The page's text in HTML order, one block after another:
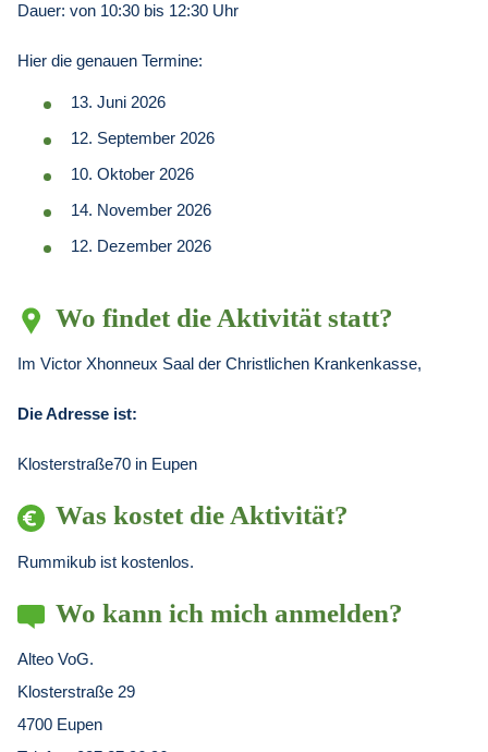
Dauer: von 10:30 bis 12:30 Uhr
Hier die genauen Termine:
13. Juni 2026
12. September 2026
10. Oktober 2026
14. November 2026
12. Dezember 2026
Wo findet die Aktivität statt?
Im Victor Xhonneux Saal der Christlichen Krankenkasse,
Die Adresse ist:
Klosterstraße70 in Eupen
Was kostet die Aktivität?
Rummikub ist kostenlos.
Wo kann ich mich anmelden?
Alteo VoG.
Klosterstraße 29
4700 Eupen